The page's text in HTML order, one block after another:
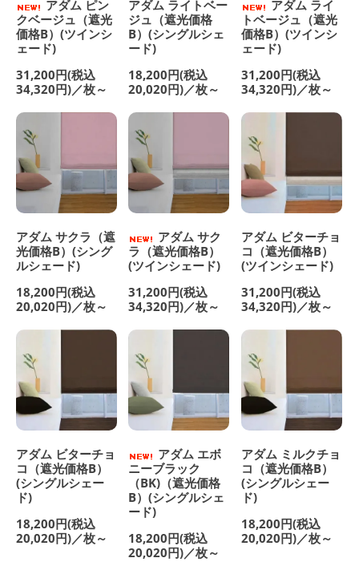
アダム ピン
クベージュ（遮光
価格B）(ツインシ
ェード)
31,200円(税込
34,320円)／枚～
アダム ライトベー
ジュ（遮光価格
B）(シングルシェ
ード)
18,200円(税込
20,020円)／枚～
アダム ライ
トベージュ（遮光
価格B）(ツインシ
ェード)
31,200円(税込
34,320円)／枚～
アダム サクラ（遮
光価格B）(シング
ルシェード)
18,200円(税込
20,020円)／枚～
アダム サク
ラ（遮光価格B）
(ツインシェード)
31,200円(税込
34,320円)／枚～
アダム ビターチョ
コ（遮光価格B）
(ツインシェード)
31,200円(税込
34,320円)／枚～
アダム ビターチョ
コ（遮光価格B）
(シングルシェー
ド)
18,200円(税込
20,020円)／枚～
アダム エボ
ニーブラック
（BK)（遮光価格
B）(シングルシェ
ード)
18,200円(税込
20,020円)／枚～
アダム ミルクチョ
コ（遮光価格B）
(シングルシェー
ド)
18,200円(税込
20,020円)／枚～